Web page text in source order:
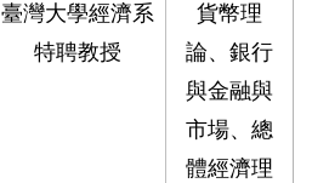
臺灣大學經濟系
特聘教授
貨幣理
論、銀行
與金融與
市場、總
體經濟理